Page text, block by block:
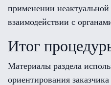
применении
взаимодействии с
Итог
Материалы раздела
ориентирования